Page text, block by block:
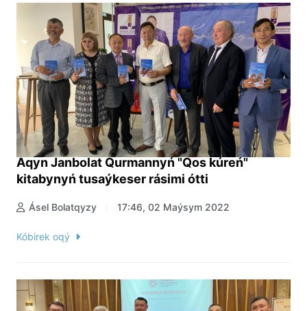
Aqyn Janbolat Qurmannyń "Qos kúreń"
kitabynyń tusaýkeser rásimi ótti
Ásel Bolatqyzy 17:46, 02 Maýsym 2022
Kóbirek oqý